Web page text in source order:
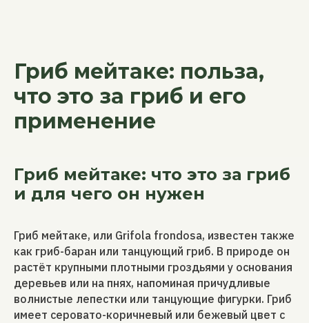
Гриб мейтаке: польза,
что это за гриб и его
применение
Гриб мейтаке: что это за гриб
и для чего он нужен
Гриб мейтаке, или Grifola frondosa, известен также
как гриб-баран или танцующий гриб. В природе он
растёт крупными плотными гроздьями у основания
деревьев или на пнях, напоминая причудливые
волнистые лепестки или танцующие фигурки. Гриб
имеет серовато-коричневый или бежевый цвет с